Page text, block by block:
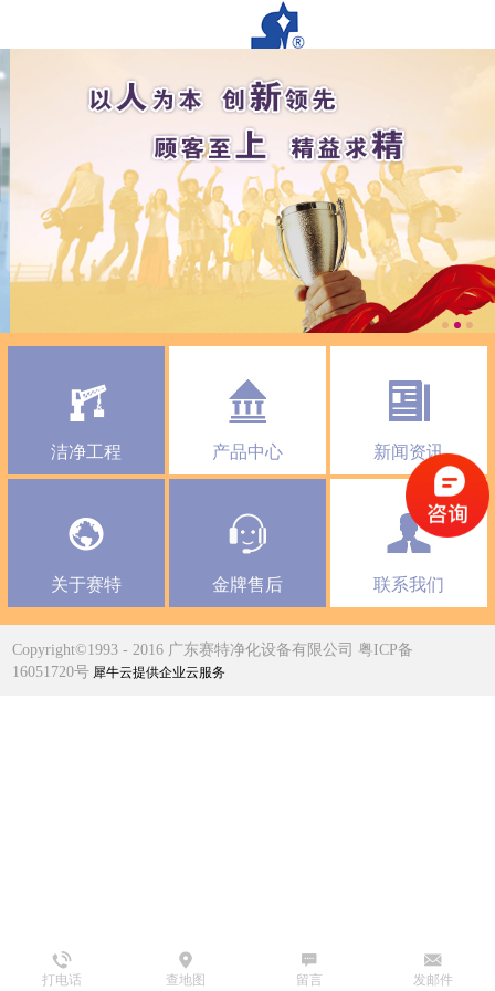
洁净工程 产品中心 新闻资讯
关于赛特 金牌售后 联系我们
Copyright©1993 - 2016 广东赛特净化设备有限公司 粤ICP备
16051720号 犀牛云提供企业云服务
打电话 查地图 发邮件
留言